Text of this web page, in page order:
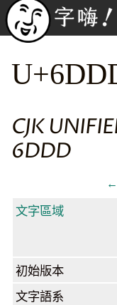
CJK
6DDD
←
文字區域
初始版本
文字語系